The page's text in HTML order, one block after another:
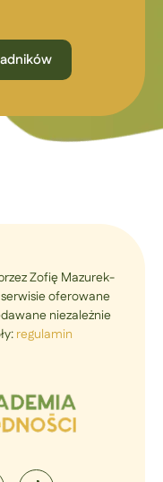
Zofię Mazurek-
oferowane
niezależnie
regulamin